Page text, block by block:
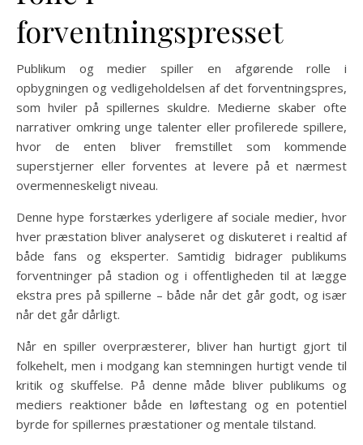
forventningspresset
Publikum og medier spiller en afgørende rolle i
opbygningen og vedligeholdelsen af det forventningspres,
som hviler på spillernes skuldre. Medierne skaber ofte
narrativer omkring unge talenter eller profilerede spillere,
hvor de enten bliver fremstillet som kommende
superstjerner eller forventes at levere på et nærmest
overmenneskeligt niveau.
Denne hype forstærkes yderligere af sociale medier, hvor
hver præstation bliver analyseret og diskuteret i realtid af
både fans og eksperter. Samtidig bidrager publikums
forventninger på stadion og i offentligheden til at lægge
ekstra pres på spillerne – både når det går godt, og især
når det går dårligt.
Når en spiller overpræsterer, bliver han hurtigt gjort til
folkehelt, men i modgang kan stemningen hurtigt vende til
kritik og skuffelse. På denne måde bliver publikums og
mediers reaktioner både en løftestang og en potentiel
byrde for spillernes præstationer og mentale tilstand.